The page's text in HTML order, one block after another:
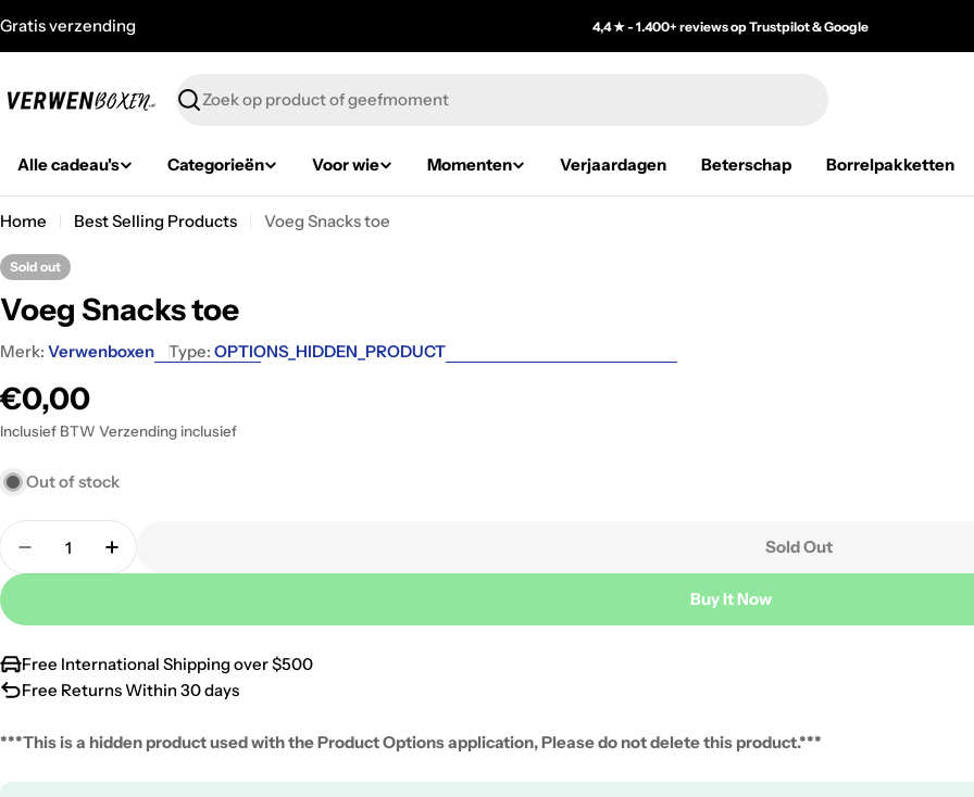
to
Gratis verzending 4,4 ★ - 1.400+ reviews op Trustpilot & Google
Zoeken
Alle cadeau's Categorieën Voor wie Momenten Verjaardagen Beterschap Borrelpakketten
Home Best Selling Products Voeg Snacks toe
Sold out
Voeg Snacks toe
Merk: Verwenboxen Type: OPTIONS_HIDDEN_PRODUCT
Regular
price
€0,00
Inclusief BTW Verzending inclusief
Out of stock
Quantity
Decrease Quantity For Voeg Snacks Toe
Increase Quantity For Voeg Snacks Toe
Sold Out
Buy It Now
Free International Shipping over $500
Free Returns Within 30 days
***This is a hidden product used with the Product Options application, Please do not delete this product.***